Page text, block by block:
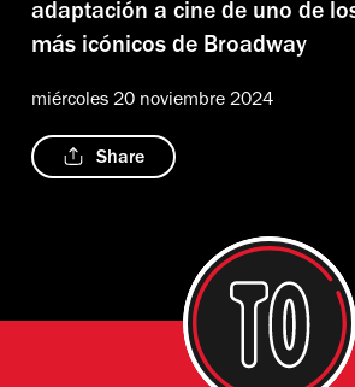
adaptación a cine de uno de
más icónicos de Broadway
miércoles 20 noviembre 2024
Share